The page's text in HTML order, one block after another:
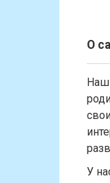
О
Наш
У